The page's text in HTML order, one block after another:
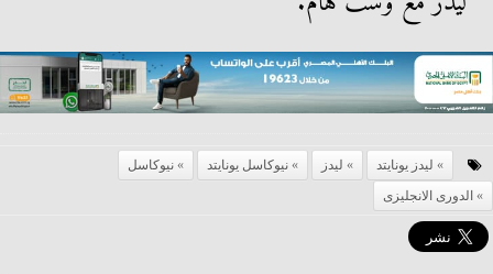
ليدز يونايتد ليدز نيوكاسل يونايتد
نيوكاسل
الدورى الانجليزى